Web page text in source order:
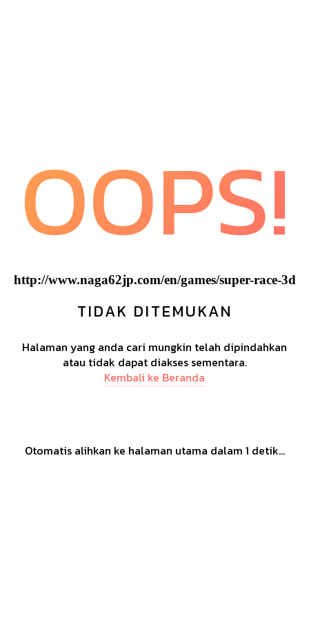
OOPS!
http://www.naga62jp.com/en/games/super-race-3d
TIDAK DITEMUKAN
Halaman yang anda cari mungkin telah dipindahkan
atau tidak dapat diakses sementara.
Kembali ke Beranda
Otomatis alihkan ke halaman utama dalam 1 detik...